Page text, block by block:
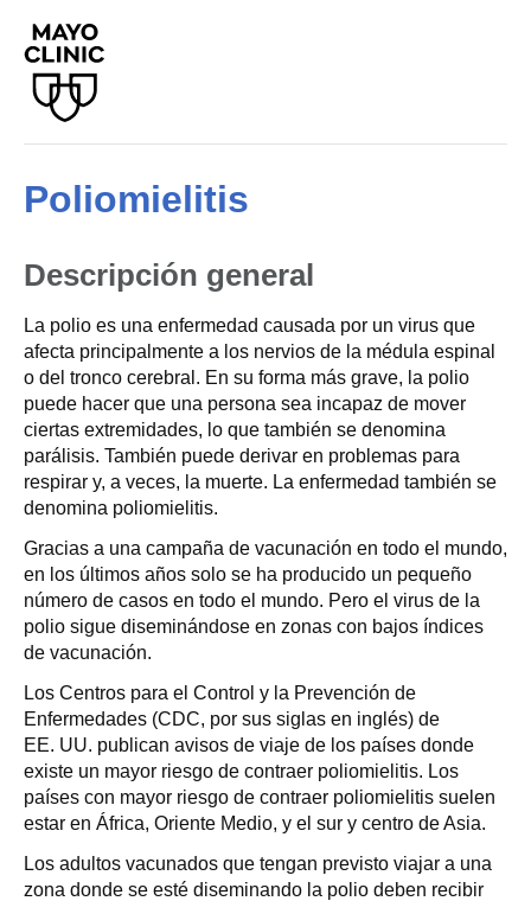
Poliomielitis
Descripción general
La polio es una enfermedad causada por un virus que
afecta principalmente a los nervios de la médula espinal
o del tronco cerebral. En su forma más grave, la polio
puede hacer que una persona sea incapaz de mover
ciertas extremidades, lo que también se denomina
parálisis. También puede derivar en problemas para
respirar y, a veces, la muerte. La enfermedad también se
denomina poliomielitis.
Gracias a una campaña de vacunación en todo el mundo,
en los últimos años solo se ha producido un pequeño
número de casos en todo el mundo. Pero el virus de la
polio sigue diseminándose en zonas con bajos índices
de vacunación.
Los Centros para el Control y la Prevención de
Enfermedades (CDC, por sus siglas en inglés) de
EE. UU. publican avisos de viaje de los países donde
existe un mayor riesgo de contraer poliomielitis. Los
países con mayor riesgo de contraer poliomielitis suelen
estar en África, Oriente Medio, y el sur y centro de Asia.
Los adultos vacunados que tengan previsto viajar a una
zona donde se esté diseminando la polio deben recibir